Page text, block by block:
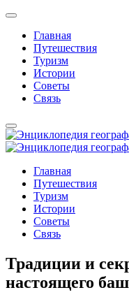
Главная
Путешествия
Туризм
Истории
Советы
Связь
Главная
Путешествия
Туризм
Истории
Советы
Связь
Традиции и
настоящего